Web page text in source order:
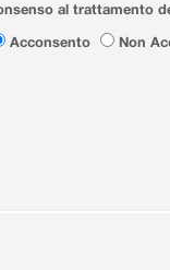
al trattamento
Acconsento
Non